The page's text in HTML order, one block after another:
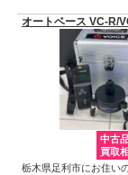
オートベース VC-R/
中古
買取
栃木県足利市にお住い